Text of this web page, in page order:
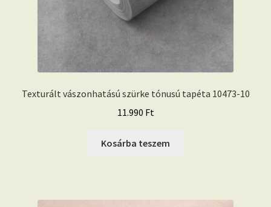
Texturált vászonhatású szürke tónusú tapéta 10473-10
11.990 Ft
Kosárba teszem